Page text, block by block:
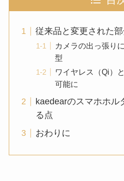
従来品と変更された
カメラの出っ張り
型
ワイヤレス（Qi）
可能に
kaedearのスマホホル
る点
おわりに